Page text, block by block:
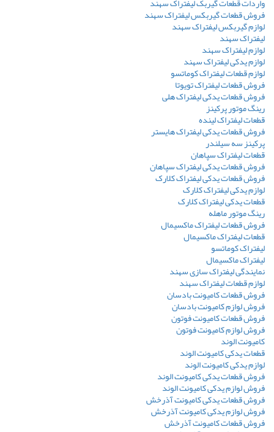
فروش قطعات گیربکس لیفتراک سهند
لوازم گیربکس لیفتراک سهند
لیفتراک سهند
لوازم لیفتراک سهند
لوازم یدکی لیفتراک سهند
لوازم قطعات لیفتراک کوماتسو
فروش قطعات لیفتراک تویوتا
فروش قطعات یدکی لیفتراک هلی
رینگ موتور پرکینز
قطعات لیفتراک لینده
فروش قطعات یدکی لیفتراک هایستر
پرکینز سه سیلندر
قطعات لیفتراک سپاهان
فروش قطعات یدکی لیفتراک سپاهان
فروش قطعات یدکی لیفتراک کلارک
لوازم یدکی لیفتراک کلارک
قطعات یدکی لیفتراک کلارک
رینگ موتور ماهله
فروش قطعات لیفتراک ماکسیمال
قطعات لیفتراک ماکسیمال
لیفتراک کوماتسو
لیفتراک ماکسیمال
نمایندگی لیفتراک سازی سهند
لوازم قطعات لیفتراک سهند
فروش قطعات کامیونت بادسان
فروش لوازم کامیونت بادسان
فروش قطعات کامیونت فوتون
فروش لوازم کامیونت فوتون
کامیونت الوند
قطعات یدکی کامیونت الوند
لوازم یدکی کامیونت الوند
فروش قطعات یدکی کامیونت الوند
فروش لوازم یدکی کامیونت الوند
فروش قطعات یدکی کامیونت آذرخش
فروش لوازم یدکی کامیونت آذرخش
فروش قطعات کامیونت آذرخش